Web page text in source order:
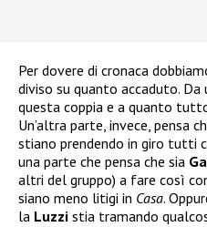
Per dovere di cronaca
diviso su quanto accaduto. Da
questa coppia e a quanto
Un’altra parte, invece, pensa
stiano prendendo in giro tutti
una parte che pensa che sia
altri del gruppo) a fare così
siano meno litigi in Casa.
la Luzzi stia tramando